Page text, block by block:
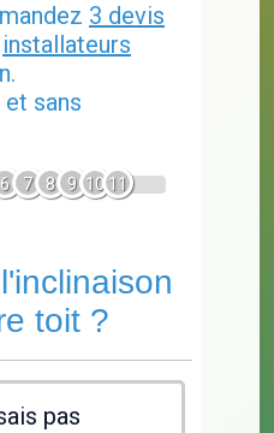
3 devis
installateurs
et sans
6 7 8 9 10 11
toit ?
pas